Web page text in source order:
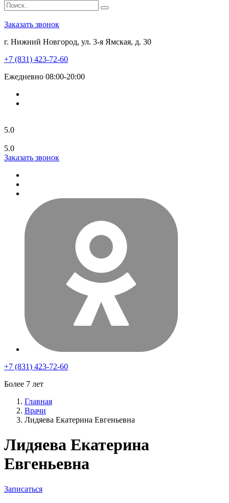
Заказать звонок
г. Нижний Новгород, ул. 3-я Ямская, д. 30
+7 (831) 423-72-60
Ежедневно 08:00-20:00
5.0
5.0
Заказать звонок
+7 (831) 423-72-60
Более 7 лет
Главная
Врачи
Лидяева Екатерина Евгеньевна
Лидяева Екатерина
Евгеньевна
Записаться